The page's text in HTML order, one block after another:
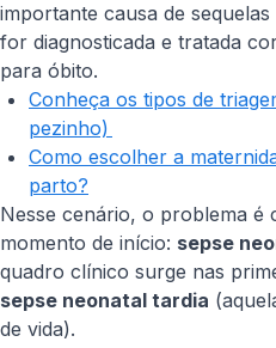
importante causa de
for diagnosticada e tratada
para óbito.
Conheça os tipos de
pezinho)
Como escolher a
parto?
Nesse cenário, o problema é
momento de início: sepse
quadro clínico surge nas
sepse neonatal tardia
de vida).